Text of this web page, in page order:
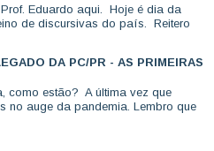
Eduardo aqui. Hoje é dia da
de discursivas do país. Reitero
DA PC/PR - AS PRIMEIRAS
como estão? A última vez que
no auge da pandemia. Lembro que